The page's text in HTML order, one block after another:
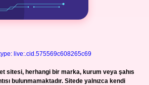
live:.cid.575569c608265c69
sitesi, herhangi bir marka, kurum veya şahıs
bulunmamaktadır. Sitede yalnızca kendi